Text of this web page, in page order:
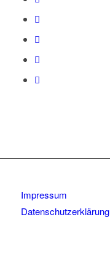
Impressum
Datenschutzerklärung